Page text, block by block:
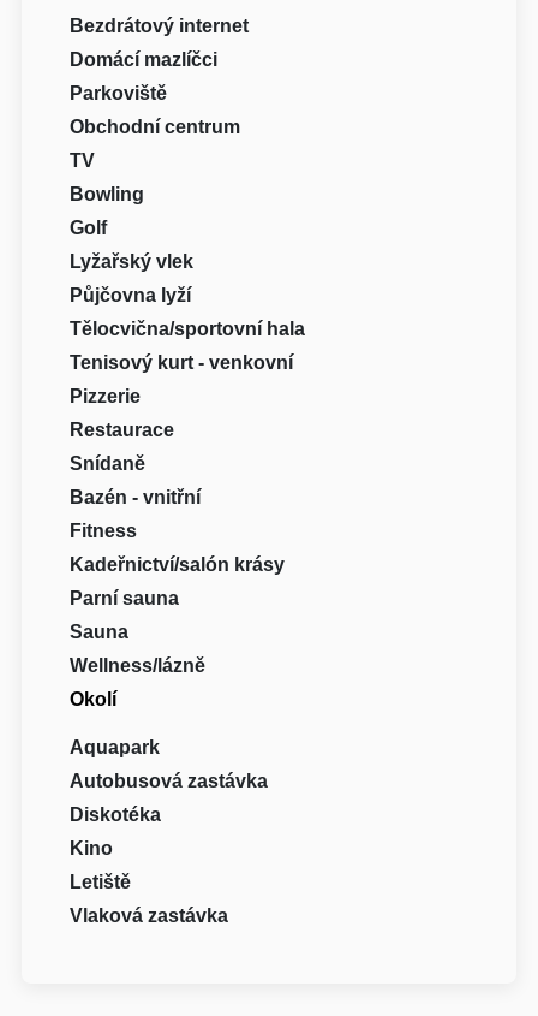
Bezdrátový internet
Domácí mazlíčci
Parkoviště
Obchodní centrum
TV
Bowling
Golf
Lyžařský vlek
Půjčovna lyží
Tělocvična/sportovní hala
Tenisový kurt - venkovní
Pizzerie
Restaurace
Snídaně
Bazén - vnitřní
Fitness
Kadeřnictví/salón krásy
Parní sauna
Sauna
Wellness/lázně
Okolí
Aquapark
Autobusová zastávka
Diskotéka
Kino
Letiště
Vlaková zastávka